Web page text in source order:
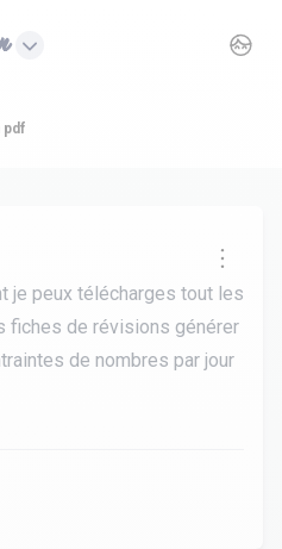
pdf
je peux télécharges tout les
fiches de révisions générer
de nombres par jour